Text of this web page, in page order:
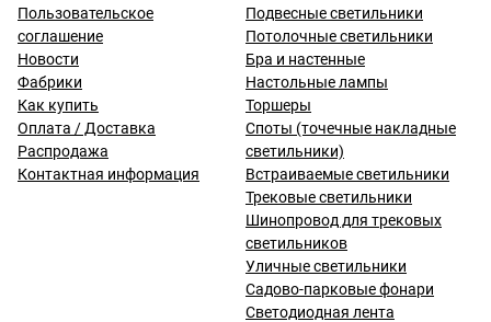
Пользовательское
соглашение
Новости
Фабрики
Как купить
Оплата / Доставка
Распродажа
Контактная информация
Подвесные светильники
Потолочные светильники
Бра и настенные
Настольные лампы
Торшеры
Споты (точечные накладные
светильники)
Встраиваемые светильники
Трековые светильники
Шинопровод для трековых
светильников
Уличные светильники
Садово-парковые фонари
Светодиодная лента